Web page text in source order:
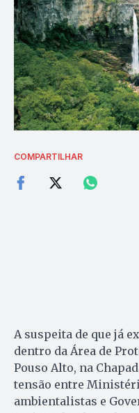
COMPARTILHAR
A suspeita de que já
dentro da Área de
Pouso Alto, na
tensão entre
ambientalistas e